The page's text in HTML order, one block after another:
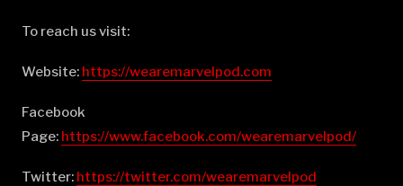
To reach us visit:
Website: ⁠⁠⁠⁠⁠⁠⁠⁠⁠⁠⁠⁠⁠⁠⁠⁠⁠⁠⁠⁠⁠⁠⁠⁠⁠⁠⁠⁠⁠⁠⁠⁠⁠⁠⁠⁠⁠⁠⁠⁠⁠⁠⁠⁠⁠⁠⁠⁠⁠⁠⁠⁠⁠⁠⁠⁠⁠⁠⁠⁠⁠⁠⁠⁠https://wearemarvelpod.com⁠⁠⁠⁠⁠⁠⁠⁠⁠⁠⁠⁠⁠⁠⁠⁠⁠⁠⁠⁠⁠⁠⁠⁠⁠⁠⁠⁠⁠⁠⁠⁠⁠⁠⁠⁠⁠⁠⁠⁠⁠⁠⁠⁠⁠⁠⁠⁠⁠⁠⁠⁠⁠⁠⁠⁠⁠⁠⁠⁠⁠⁠⁠⁠
Facebook
Page: ⁠⁠⁠⁠⁠⁠⁠⁠⁠⁠⁠⁠⁠⁠⁠⁠⁠⁠⁠⁠⁠⁠⁠⁠⁠⁠⁠⁠⁠⁠⁠⁠⁠⁠⁠⁠⁠⁠⁠⁠⁠⁠⁠⁠⁠⁠⁠⁠⁠⁠⁠⁠⁠⁠⁠⁠⁠⁠⁠⁠⁠⁠⁠⁠https://www.facebook.com/wearemarvelpod/⁠⁠⁠⁠⁠⁠⁠⁠⁠⁠⁠⁠⁠⁠⁠⁠⁠⁠⁠⁠⁠⁠⁠⁠⁠⁠⁠⁠⁠⁠⁠⁠⁠⁠⁠⁠⁠⁠⁠⁠⁠⁠⁠⁠⁠⁠⁠⁠⁠⁠⁠⁠⁠⁠⁠⁠⁠⁠⁠⁠⁠⁠⁠⁠
Twitter: ⁠⁠⁠⁠⁠⁠⁠⁠⁠⁠⁠⁠⁠⁠⁠⁠⁠⁠⁠⁠⁠⁠⁠⁠⁠⁠⁠⁠⁠⁠⁠⁠⁠⁠⁠⁠⁠⁠⁠⁠⁠⁠⁠⁠⁠⁠⁠⁠⁠⁠⁠⁠⁠⁠⁠⁠⁠⁠⁠⁠⁠⁠⁠⁠https://twitter.com/wearemarvelpod⁠⁠⁠⁠⁠⁠⁠⁠⁠⁠⁠⁠⁠⁠⁠⁠⁠⁠⁠⁠⁠⁠⁠⁠⁠⁠⁠⁠⁠⁠⁠⁠⁠⁠⁠⁠⁠⁠⁠⁠⁠⁠⁠⁠⁠⁠⁠⁠⁠⁠⁠⁠⁠⁠⁠⁠⁠⁠⁠⁠⁠⁠⁠⁠